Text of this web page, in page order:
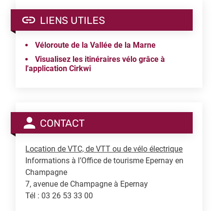
LIENS UTILES
Véloroute de la Vallée de la Marne
Visualisez les itinéraires vélo grâce à
l'application Cirkwi
CONTACT
Location de VTC, de VTT ou de vélo électrique
Informations à l’Office de tourisme Epernay en
Champagne
7, avenue de Champagne à Epernay
Tél : 03 26 53 33 00